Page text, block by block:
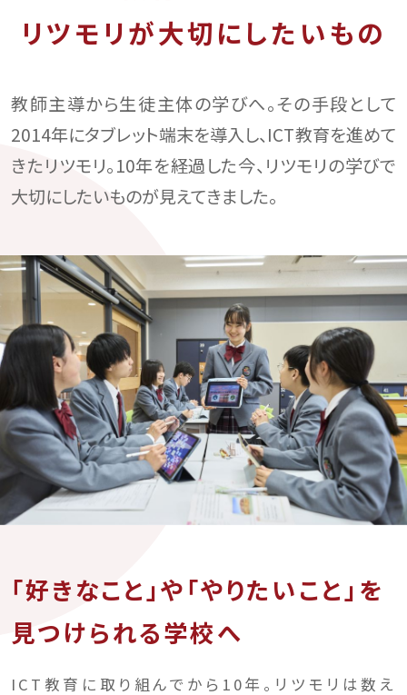
リツモリが大切にしたいもの
教師主導から生徒主体の学びへ。その手段として
2014年にタブレット端末を導入し、ICT教育を進めて
きたリツモリ。10年を経過した今、リツモリの学びで
大切にしたいものが見えてきました。
「好きなこと」や「やりたいこと」を
見つけられる学校へ
ICT教育に取り組んでから10年。リツモリは数え